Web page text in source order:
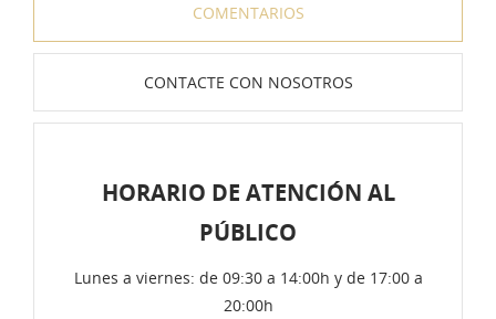
COMENTARIOS
CONTACTE CON NOSOTROS
HORARIO DE ATENCIÓN AL
PÚBLICO
Lunes a viernes: de 09:30 a 14:00h y de 17:00 a
20:00h